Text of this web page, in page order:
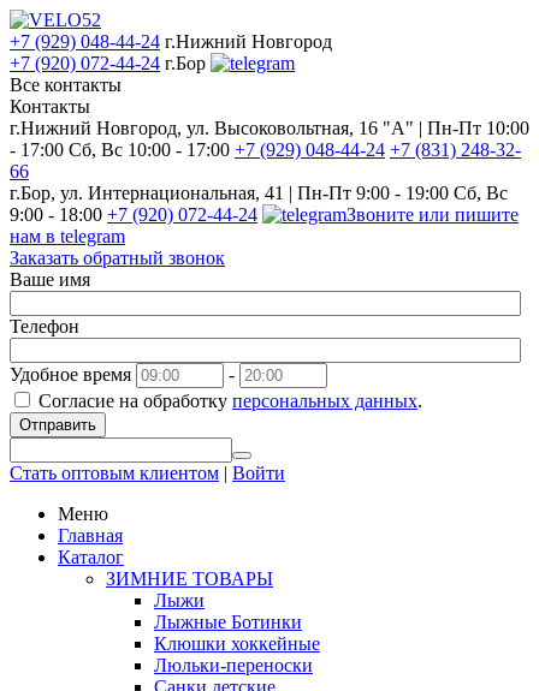
+7 (929) 048-44-24 г.Нижний Новгород
+7 (920) 072-44-24 г.Бор
Все контакты
Контакты
г.Нижний Новгород, ул. Высоковольтная, 16 "А" | Пн-Пт 10:00
- 17:00 Сб, Вс 10:00 - 17:00 +7 (929) 048-44-24 +7 (831) 248-32-
66
г.Бор, ул. Интернациональная, 41 | Пн-Пт 9:00 - 19:00 Сб, Вс
9:00 - 18:00 +7 (920) 072-44-24
Звоните или пишите
нам в telegram
Заказать обратный звонок
Ваше имя
Телефон
Удобное время
-
Согласие на обработку персональных данных.
Отправить
Стать оптовым клиентом | Войти
Меню
Главная
Каталог
ЗИМНИЕ ТОВАРЫ
Лыжи
Лыжные Ботинки
Клюшки хоккейные
Люльки-переноски
Санки детские